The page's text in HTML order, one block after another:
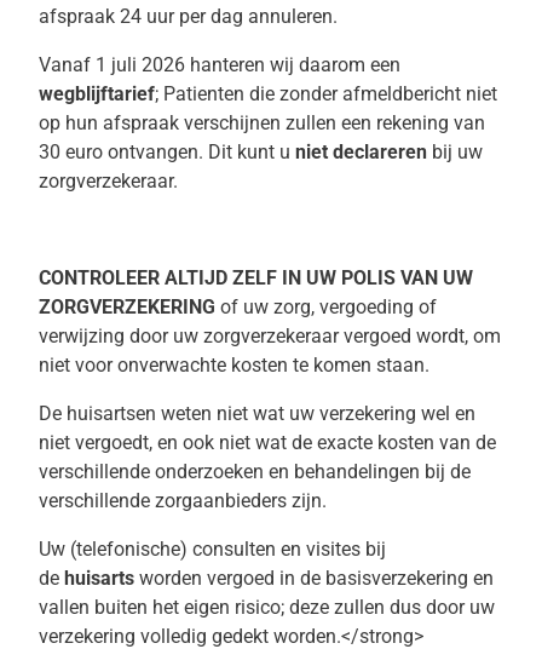
afspraak 24 uur per dag annuleren.
Vanaf 1 juli 2026 hanteren wij daarom een
wegblijftarief; Patienten die zonder afmeldbericht niet
op hun afspraak verschijnen zullen een rekening van
30 euro ontvangen. Dit kunt u niet declareren bij uw
zorgverzekeraar.
CONTROLEER ALTIJD ZELF IN UW POLIS VAN UW
ZORGVERZEKERING of uw zorg, vergoeding of
verwijzing door uw zorgverzekeraar vergoed wordt, om
niet voor onverwachte kosten te komen staan.
De huisartsen weten niet wat uw verzekering wel en
niet vergoedt, en ook niet wat de exacte kosten van de
verschillende onderzoeken en behandelingen bij de
verschillende zorgaanbieders zijn.
Uw (telefonische) consulten en visites bij
de huisarts worden vergoed in de basisverzekering en
vallen buiten het eigen risico; deze zullen dus door uw
verzekering volledig gedekt worden.</strong>